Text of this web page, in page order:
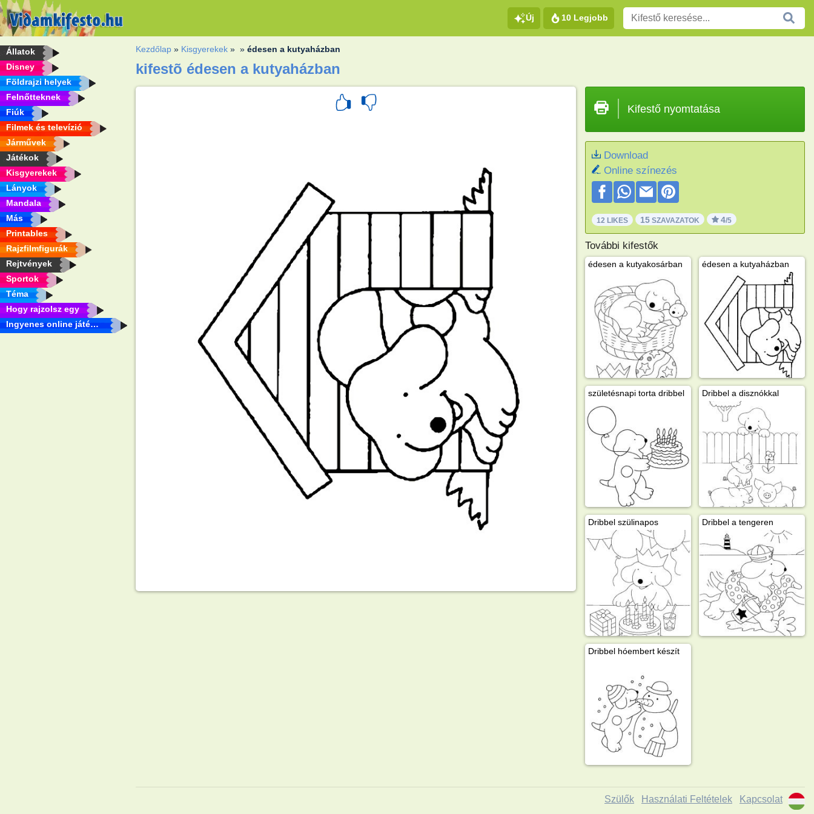
Új 10 Legjobb
Állatok
Disney
Földrajzi helyek
Felnőtteknek
Fiúk
Filmek és televízió
Járművek
Játékok
Kisgyerekek
Lányok
Mandala
Más
Printables
Rajzfilmfigurák
Rejtvények
Sportok
Téma
Hogy rajzolsz egy
Ingyenes online játékok
Kezdőlap » Kisgyerekek » »édesen a kutyaházban
kifestõ édesen a kutyaházban
Kifestő nyomtatása
Download
Online színezés
12 LIKES 15SZAVAZATOK 4/5
További kifestők
édesen a kutyakosárban édesen a kutyaházban
születésnapi torta dribbel Dribbel a disznókkal
Dribbel szülinapos Dribbel a tengeren
Dribbel hóembert készít
Szülők Használati Feltételek Kapcsolat